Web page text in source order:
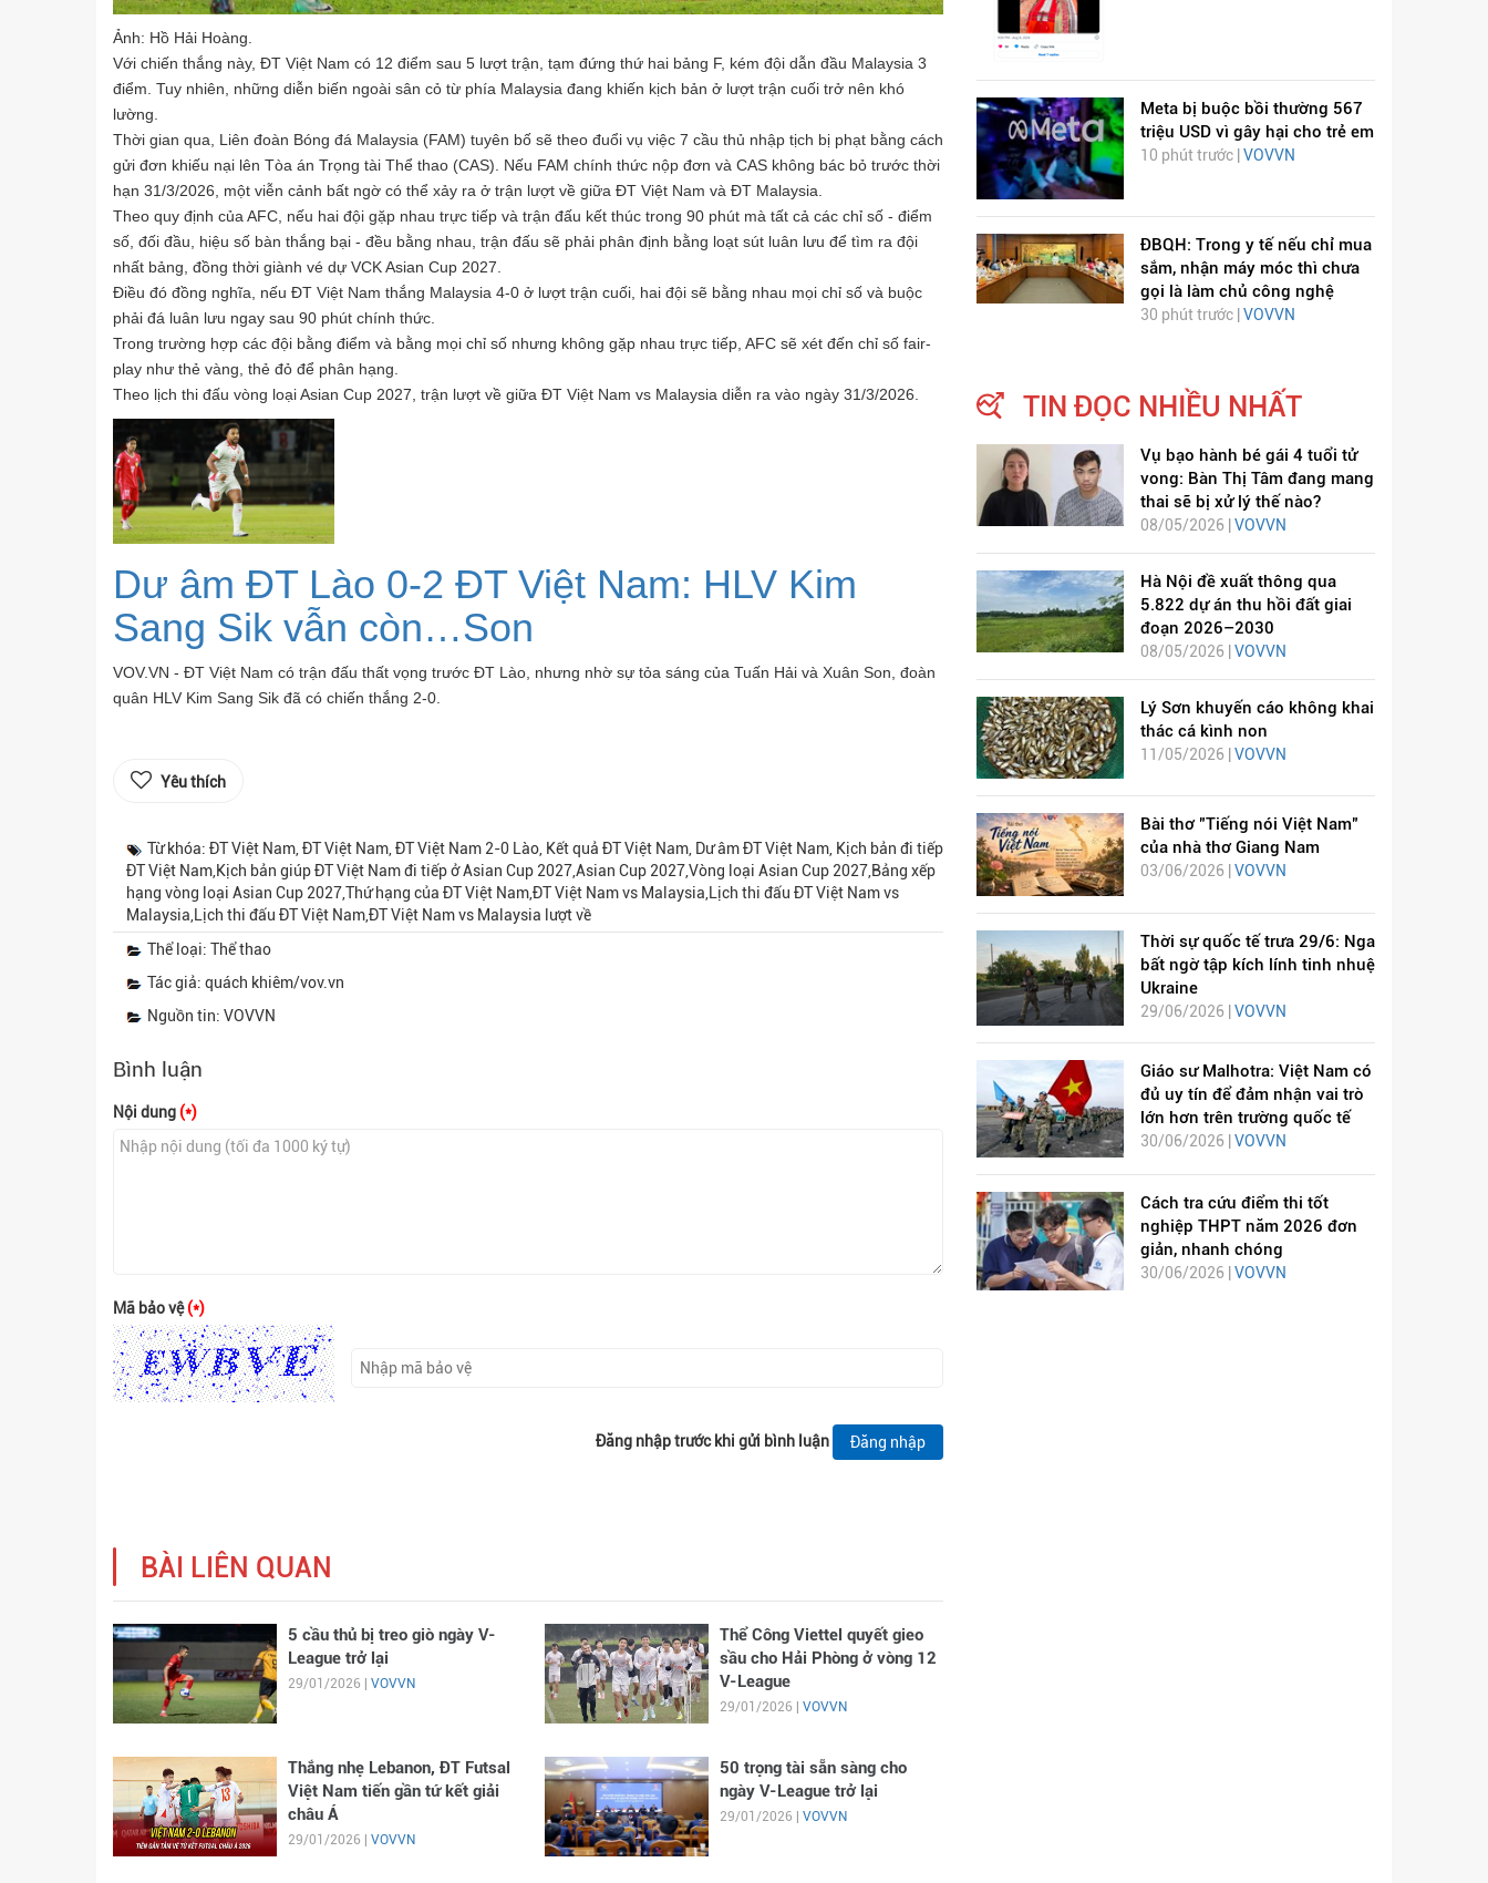
Ảnh: Hồ Hải Hoàng.
Với chiến thắng này, ĐT Việt Nam có 12 điểm sau 5 lượt trận, tạm đứng thứ hai bảng F, kém đội dẫn đầu Malaysia 3
điểm. Tuy nhiên, những diễn biến ngoài sân cỏ từ phía Malaysia đang khiến kịch bản ở lượt trận cuối trở nên khó
lường.
Thời gian qua, Liên đoàn Bóng đá Malaysia (FAM) tuyên bố sẽ theo đuổi vụ việc 7 cầu thủ nhập tịch bị phạt bằng cách
gửi đơn khiếu nại lên Tòa án Trọng tài Thể thao (CAS). Nếu FAM chính thức nộp đơn và CAS không bác bỏ trước thời
hạn 31/3/2026, một viễn cảnh bất ngờ có thể xảy ra ở trận lượt về giữa ĐT Việt Nam và ĐT Malaysia.
Theo quy định của AFC, nếu hai đội gặp nhau trực tiếp và trận đấu kết thúc trong 90 phút mà tất cả các chỉ số - điểm
số, đối đầu, hiệu số bàn thắng bại - đều bằng nhau, trận đấu sẽ phải phân định bằng loạt sút luân lưu để tìm ra đội
nhất bảng, đồng thời giành vé dự VCK Asian Cup 2027.
Điều đó đồng nghĩa, nếu ĐT Việt Nam thắng Malaysia 4-0 ở lượt trận cuối, hai đội sẽ bằng nhau mọi chỉ số và buộc
phải đá luân lưu ngay sau 90 phút chính thức.
Trong trường hợp các đội bằng điểm và bằng mọi chỉ số nhưng không gặp nhau trực tiếp, AFC sẽ xét đến chỉ số fair-
play như thẻ vàng, thẻ đỏ để phân hạng.
Theo lịch thi đấu vòng loại Asian Cup 2027, trận lượt về giữa ĐT Việt Nam vs Malaysia diễn ra vào ngày 31/3/2026.
Dư âm ĐT Lào 0-2 ĐT Việt Nam: HLV Kim
Sang Sik vẫn còn…Son
VOV.VN - ĐT Việt Nam có trận đấu thất vọng trước ĐT Lào, nhưng nhờ sự tỏa sáng của Tuấn Hải và Xuân Son, đoàn
quân HLV Kim Sang Sik đã có chiến thắng 2-0.
Yêu thích
Từ khóa: ĐT Việt Nam, ĐT Việt Nam, ĐT Việt Nam 2-0 Lào, Kết quả ĐT Việt Nam, Dư âm ĐT Việt Nam, Kịch bản đi tiếp
ĐT Việt Nam,Kịch bản giúp ĐT Việt Nam đi tiếp ở Asian Cup 2027,Asian Cup 2027,Vòng loại Asian Cup 2027,Bảng xếp
hạng vòng loại Asian Cup 2027,Thứ hạng của ĐT Việt Nam,ĐT Việt Nam vs Malaysia,Lịch thi đấu ĐT Việt Nam vs
Malaysia,Lịch thi đấu ĐT Việt Nam,ĐT Việt Nam vs Malaysia lượt về
Thể loại: Thể thao
Tác giả: quách khiêm/vov.vn
Nguồn tin: VOVVN
Bình luận
Nội dung (*)
Mã bảo vệ(*)
Đăng nhập trước khi gửi bình luận Đăng nhập
BÀI LIÊN QUAN
5 cầu thủ bị treo giò ngày V-
League trở lại
29/01/2026 | VOVVN
Thể Công Viettel quyết gieo
sầu cho Hải Phòng ở vòng 12
V-League
29/01/2026 | VOVVN
Thắng nhẹ Lebanon, ĐT Futsal
Việt Nam tiến gần tứ kết giải
châu Á
29/01/2026 | VOVVN
50 trọng tài sẵn sàng cho
ngày V-League trở lại
29/01/2026 | VOVVN
Meta bị buộc bồi thường 567
triệu USD vì gây hại cho trẻ em
10 phút trước | VOVVN
ĐBQH: Trong y tế nếu chỉ mua
sắm, nhận máy móc thì chưa
gọi là làm chủ công nghệ
30 phút trước | VOVVN
TIN ĐỌC NHIỀU NHẤT
Vụ bạo hành bé gái 4 tuổi tử
vong: Bàn Thị Tâm đang mang
thai sẽ bị xử lý thế nào?
08/05/2026 | VOVVN
Hà Nội đề xuất thông qua
5.822 dự án thu hồi đất giai
đoạn 2026–2030
08/05/2026 | VOVVN
Lý Sơn khuyến cáo không khai
thác cá kình non
11/05/2026 | VOVVN
Bài thơ "Tiếng nói Việt Nam"
của nhà thơ Giang Nam
03/06/2026 | VOVVN
Thời sự quốc tế trưa 29/6: Nga
bất ngờ tập kích lính tinh nhuệ
Ukraine
29/06/2026 |VOVVN
Giáo sư Malhotra: Việt Nam có
đủ uy tín để đảm nhận vai trò
lớn hơn trên trường quốc tế
30/06/2026 | VOVVN
Cách tra cứu điểm thi tốt
nghiệp THPT năm 2026 đơn
giản, nhanh chóng
30/06/2026 | VOVVN